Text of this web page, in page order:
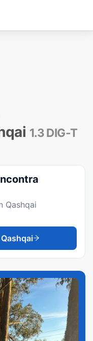
1.3 DIG-T
Qashqai